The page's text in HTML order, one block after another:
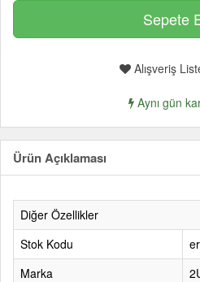
Alışveriş
Aynı gün
Ürün Açıklaması
Diğer Özellikler
Stok Kodu
Marka